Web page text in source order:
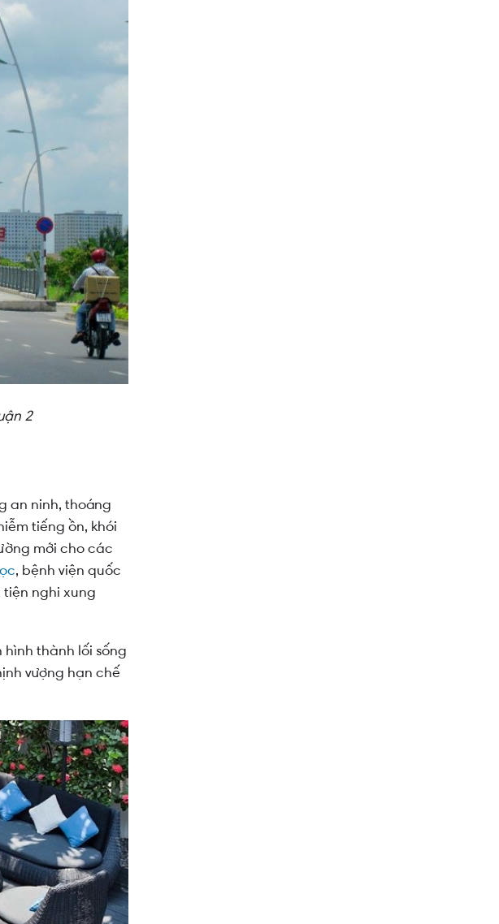
2
an ninh, thoáng
tiếng ồn, khói
mới cho các
, bệnh viện quốc
nghi xung
thành lối sống
vượng hạn chế